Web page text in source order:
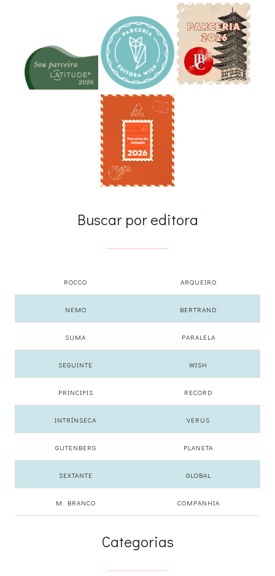
Buscar por editora
ROCCO ARQUEIRO
NEMO BERTRAND
SUMA PARALELA
SEGUINTE WISH
PRINCIPIS RECORD
INTRÍNSECA VERUS
GUTENBERG PLANETA
SEXTANTE GLOBAL
M. BRANCO COMPANHIA
Categorias